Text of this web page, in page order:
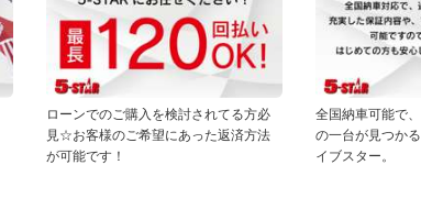
ローンでのご購入を検討されてる方必
見☆お客様のご希望にあった返済方法
が可能です！
全国納車可能で
の一台が見つか
イブスター。